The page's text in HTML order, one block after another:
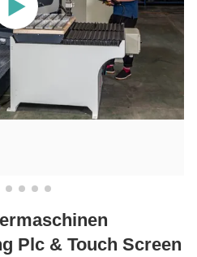
Plc & Touch Screen